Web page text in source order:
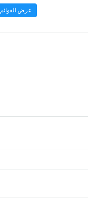
عرض القوائم